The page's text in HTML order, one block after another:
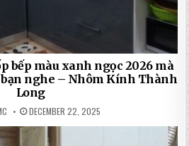
bếp màu xanh ngọc 2026 mà
nghe – Nhôm Kính Thành
Long
DECEMBER 22, 2025